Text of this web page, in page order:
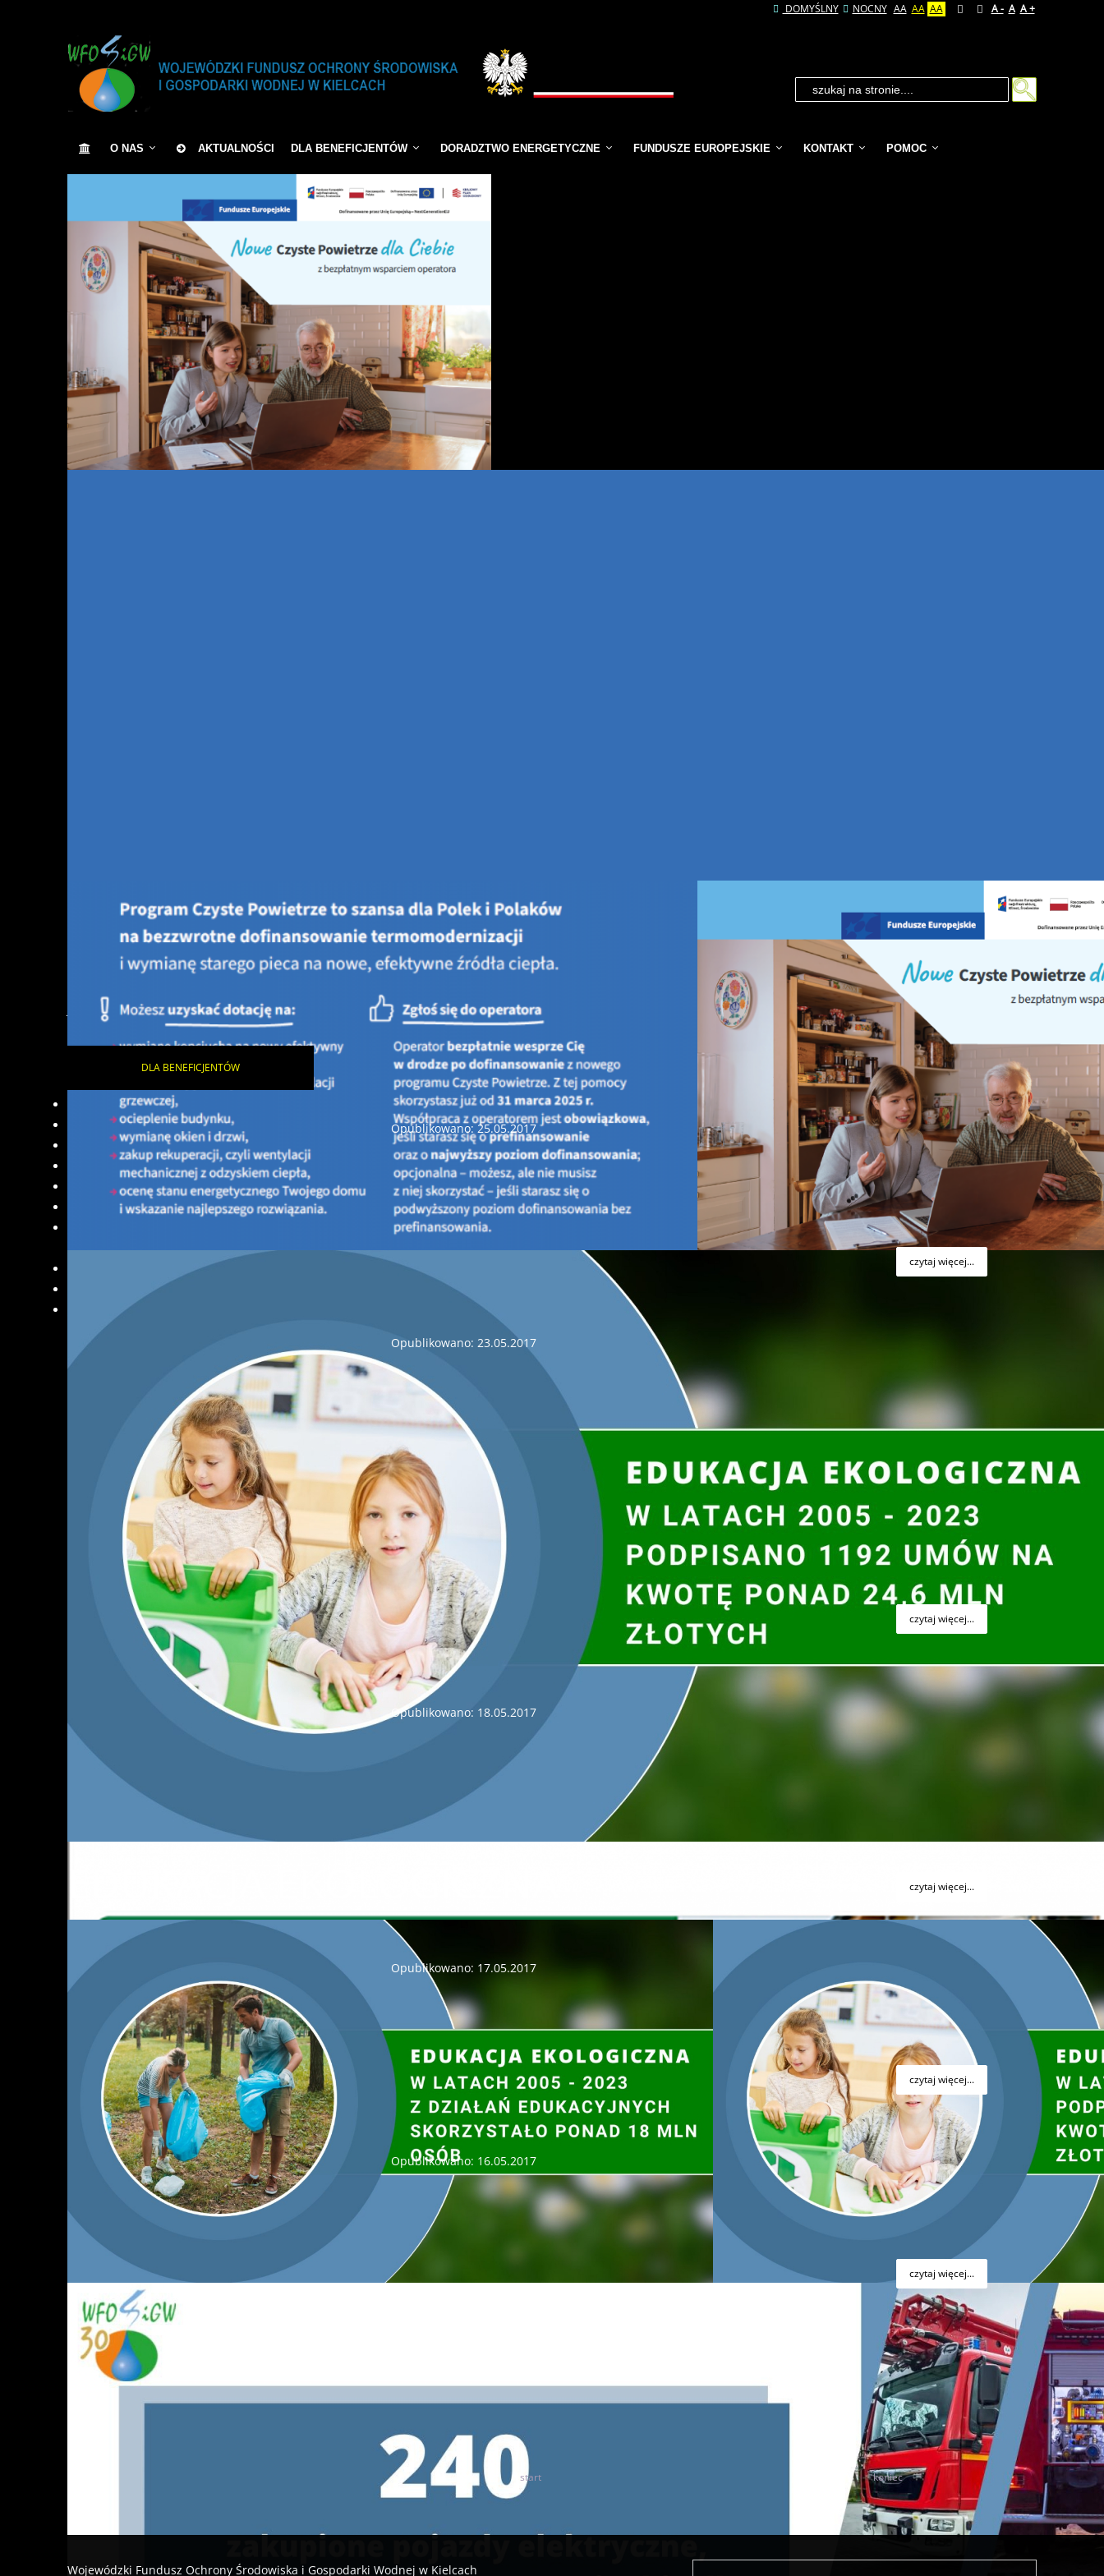
DOMYŚLNY NOCNY AA AA AA A - A A +
O NAS AKTUALNOŚCI DLA BENEFICJENTÓW DORADZTWO ENERGETYCZNE FUNDUSZE EUROPEJSKIE KONTAKT POMOC
Jesteś tutaj:STRONA GŁÓWNA AKTUALNOŚCI
Aktualne informacje dotyczace działalności WFOŚIGW w Kielcach
01 czerwca 2017 r. - zawieszenie naboru wniosków w ramach programu „ZORZA” – Czyste powietrze nad Świętokrzyskim.
Opublikowano: 25.05.2017
Zarząd Wojewódzkiego Funduszu Ochrony Środowiska i Gospodarki Wodnej w Kielcach informuje, że na
posiedzeniu w dniu 25 maja 2017 r. podjął decyzję
o zawieszeniu z dniem 01 czerwca 2017 r. naboru wniosków w
ramach programu „ZORZA” – Czyste powietrze nad Świętokrzyskim
ze środków Wojewódzkiego Funduszu Ochrony
Środowiska i Gospodarki Wodnej w Kielcach.
Wnioski przyjmowane będą do dnia 31 maja do godziny 15:30.
czytaj więcej...
Konferencja prasowa „Działalność WFOSiGW w Kielcach na rzecz ochrony środowiska w Województwie Świętokrzyskim”.
Opublikowano: 23.05.2017
Konferencja prasowa „Działalność Wojewódzkiego Funduszu Ochrony Środowiska i Gospodarki Wodnej w Kielcach
na rzecz ochrony środowiska w Województwie Świętokrzyskim”.
Wzrost majątku Wojewódzkiego Funduszu Ochrony Środowiska i Gospodarki Wodnej w Kielcach z 2,3 mln zł w 1993
r. do blisko 300 mln zł na koniec roku 2016. Wydatkowane w latach 1993-2016 na ochronę środowiska 830,8 mln zł,
czego 709,2 mln zł w formie pożyczek oraz 121,6 mln zł w formie dotacji. Za te pieniądze wybudowanych lub
zmodernizowanych zostało 159 oczyszczalni ścieków, 4 tys. km kanalizacji sanitarnej, 8 zakładów zagospodarowania
odpadów komunalnych oraz poddanych termomodernizacji ok. 200 obiektów.Te imponujące dane zostały
przekazane na konferencji prasowej poświęconej działalności Wojewódzkiego Funduszu Ochrony Środowiska i
Gospodarki Wodnej w Kielcach na rzecz ochrony środowiska w latach 1993-2017, która odbyła się w dniu 23 maja
2017 r. w siedzibie Funduszu.
czytaj więcej...
19 maja 2017 r. godz. 15:30 - zakończenie naboru wniosków w ramach programu dla osób fizycznych „Ograniczenie emisji
zanieczyszczeń do powietrza poprzez modernizację indywidualnych kotłowni... termomodernizację budynków” – Edycja II
Opublikowano: 18.05.2017
Zarząd Wojewódzkiego Funduszu Ochrony Środowiska i Gospodarki Wodnej w Kielcach informuje, że na
posiedzeniu w dniu 18 maja 2017 r. podjął decyzję
o zakończeniu z dniem 19 maja 2017 r. o godz. 15:30 naboru
w ramach programu dla osób fizycznych
„Ograniczenie emisji zanieczyszczeń do powietrza poprzez
modernizację indywidualnych kotłowni, zakup i montaż odnawialnych źródeł energii, termomodernizację
budynków” – Edycja II
ze środków Wojewódzkiego Funduszu Ochrony Środowiska i Gospodarki Wodnej w Kielcach,
związku z wyczerpaniem alokacji środków na II edycję programu w wysokości 7.000.000,00 zł.
czytaj więcej...
Podpisanie umów - Pracownia edukacji ekologiczno – przyrodniczej w szkole podstawowej.
Opublikowano: 17.05.2017
W dniu dzisiejszym w Hotelu „Cztery Wiatry” w Korytnicy k. Szydłowa Zarząd Wojewódzkiego Funduszu Ochrony
Środowiska i Gospodarki Wodnej w Kielcach podpisał z 72 gminami umowy w ramach Programu dla gmin
województwa świętokrzyskiego pn. „Pracownia edukacji ekologiczno – przyrodniczej w szkole podstawowej”.
czytaj więcej...
Wydłużenie terminu oceny wniosków.
Opublikowano: 16.05.2017
Zarząd Wojewódzkiego Funduszu Ochrony Środowiska i Gospodarki Wodnej w Kielcach, w związku z bardzo dużą
liczbą wniosków, które wpłynęły i wciąż wpływają do Funduszu, podjął decyzję owydłużeniu terminów oceny
wniosków
wynikających z procedury oraz realizowanych Programów.
czytaj więcej...
Mikroretencja - wymagane dokumenty Liczba artykułów: 1
Mikroretencja - kontakt
start 54 koniec
DLABENEFICJENTÓW
PROGRAM CZYSTE POWIETRZE
INFORMACJE OGÓLNE O PROGRAMIE
PORTAL BENEFICJENTA
KONTAKT
DOKUMENTY DO ZAPOZNANIA
LISTA URZĄDZEŃ GRZEWCZYCH
r.
PROGRAM MOJA WODA
AKTUALNOŚCI - Doradcy Energetyczni
Wojewódzki Fundusz Ochrony Środowiska i Gospodarki Wodnej w Kielcach